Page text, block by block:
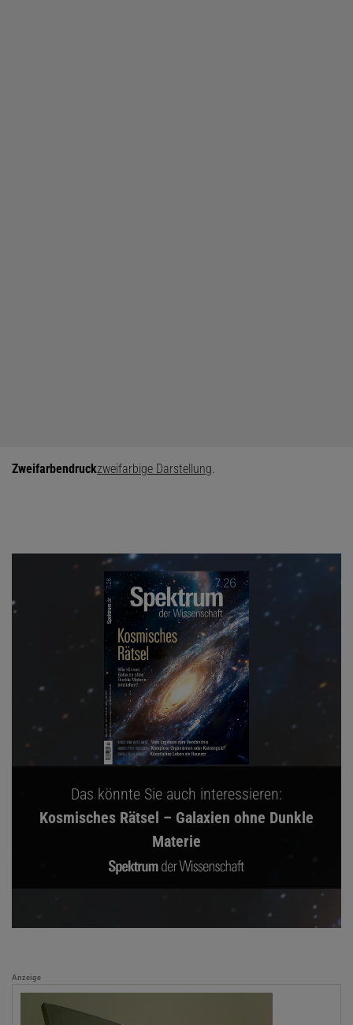
Zweifarbendruckzweifarbige Darstellung.
Das könnte Sie auch interessieren:
Kosmisches Rätsel – Galaxien ohne Dunkle
Materie
Anzeige